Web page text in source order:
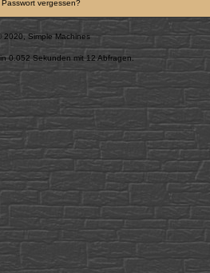
Passwort vergessen?
2020 Simple Machines
0.052 Sekunden mit 12 Abfragen.